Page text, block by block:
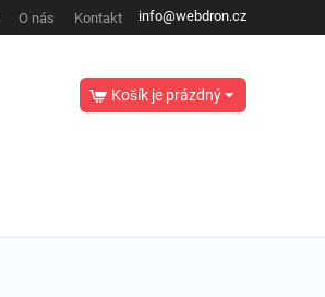
info@webdron.cz
O nás Kontakt
Košík je prázdný